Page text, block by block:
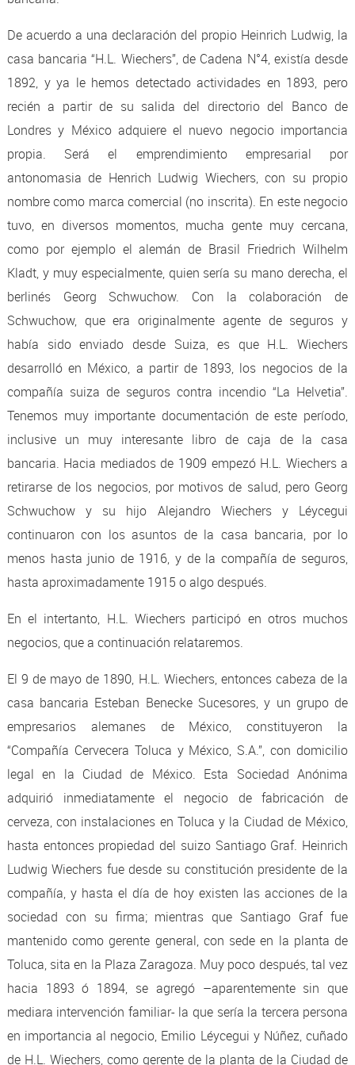
De acuerdo a una declaración del propio Heinrich Ludwig, la
casa bancaria “H.L. Wiechers”, de Cadena N°4, existía desde
1892, y ya le hemos detectado actividades en 1893, pero
recién a partir de su salida del directorio del Banco de
Londres y México adquiere el nuevo negocio importancia
propia. Será el emprendimiento empresarial por
antonomasia de Henrich Ludwig Wiechers, con su propio
nombre como marca comercial (no inscrita). En este negocio
tuvo, en diversos momentos, mucha gente muy cercana,
como por ejemplo el alemán de Brasil Friedrich Wilhelm
Kladt, y muy especialmente, quien sería su mano derecha, el
berlinés Georg Schwuchow. Con la colaboración de
Schwuchow, que era originalmente agente de seguros y
había sido enviado desde Suiza, es que H.L. Wiechers
desarrolló en México, a partir de 1893, los negocios de la
compañía suiza de seguros contra incendio “La Helvetia”.
Tenemos muy importante documentación de este período,
inclusive un muy interesante libro de caja de la casa
bancaria. Hacia mediados de 1909 empezó H.L. Wiechers a
retirarse de los negocios, por motivos de salud, pero Georg
Schwuchow y su hijo Alejandro Wiechers y Léycegui
continuaron con los asuntos de la casa bancaria, por lo
menos hasta junio de 1916, y de la compañía de seguros,
hasta aproximadamente 1915 o algo después.
En el intertanto, H.L. Wiechers participó en otros muchos
negocios, que a continuación relataremos.
El 9 de mayo de 1890, H.L. Wiechers, entonces cabeza de la
casa bancaria Esteban Benecke Sucesores, y un grupo de
empresarios alemanes de México, constituyeron la
“Compañía Cervecera Toluca y México, S.A.”, con domicilio
legal en la Ciudad de México. Esta Sociedad Anónima
adquirió inmediatamente el negocio de fabricación de
cerveza, con instalaciones en Toluca y la Ciudad de México,
hasta entonces propiedad del suizo Santiago Graf. Heinrich
Ludwig Wiechers fue desde su constitución presidente de la
compañía, y hasta el día de hoy existen las acciones de la
sociedad con su firma; mientras que Santiago Graf fue
mantenido como gerente general, con sede en la planta de
Toluca, sita en la Plaza Zaragoza. Muy poco después, tal vez
hacia 1893 ó 1894, se agregó –aparentemente sin que
mediara intervención familiar- la que sería la tercera persona
en importancia al negocio, Emilio Léycegui y Núñez, cuñado
de H.L. Wiechers, como gerente de la planta de la Ciudad de